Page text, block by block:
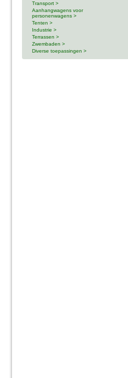
Transport >
Aanhangwagens voor
personenwagens >
Tenten >
Industrie >
Terrassen >
Zwembaden >
Diverse toepassingen >